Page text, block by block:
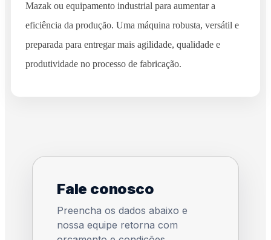
Mazak ou equipamento industrial para aumentar a
eficiência da produção. Uma máquina robusta, versátil e
preparada para entregar mais agilidade, qualidade e
produtividade no processo de fabricação.
Fale conosco
Preencha os dados abaixo e
nossa equipe retorna com